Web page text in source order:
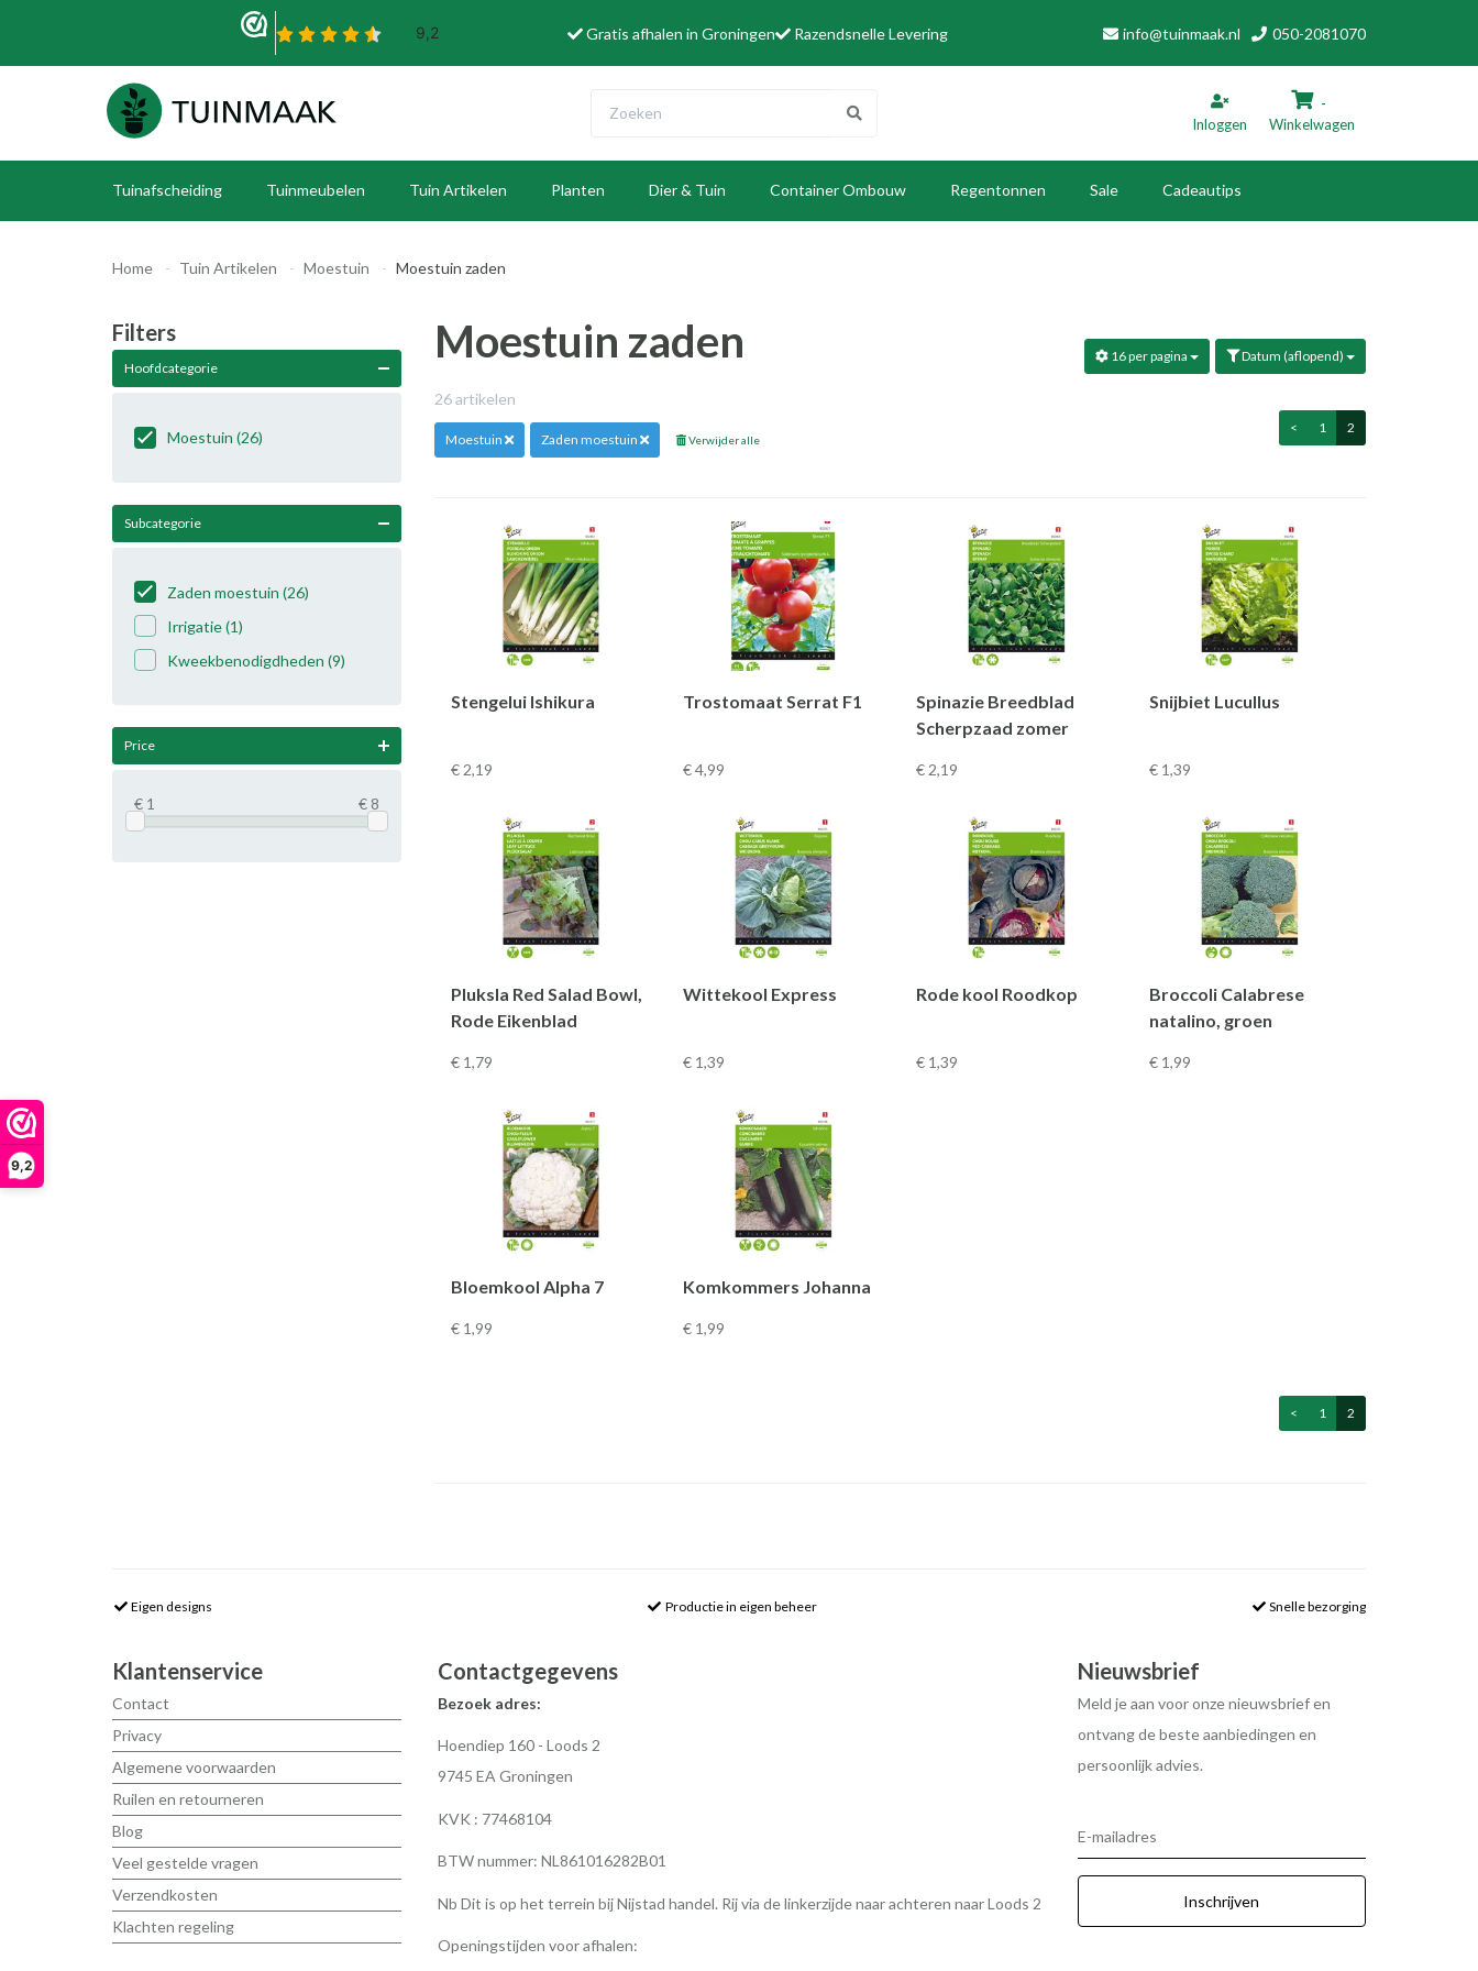
9,2
Gratis afhalen in Groningen Razendsnelle Levering info@tuinmaak.nl 050-2081070
Inloggen
-
Winkelwagen
Tuinafscheiding Tuinmeubelen Tuin Artikelen Planten Dier & Tuin Container Ombouw Regentonnen Sale Cadeautips
Vul hem met producten.
Home Tuin Artikelen Moestuin Moestuin zaden
Filters
Hoofdcategorie
Moestuin (26)
Subcategorie
Zaden moestuin (26)
Irrigatie(1)
Kweekbenodigdheden (9)
Price
€ 1 € 8
Moestuin zaden Datum (aflopend)
16 per pagina
26 artikelen
Moestuin Zaden moestuin Verwijder alle
< 1 2
Stengelui Ishikura
€ 2,19
Trostomaat Serrat F1
€ 4,99
Spinazie Breedblad
Scherpzaad zomer
€ 2,19
Snijbiet Lucullus
€ 1,39
Pluksla Red Salad Bowl,
Rode Eikenblad
€ 1,79
Wittekool Express
€ 1,39
Rode kool Roodkop
€ 1,39
Broccoli Calabrese
natalino, groen
€ 1,99
Bloemkool Alpha 7
€ 1,99
Komkommers Johanna
€ 1,99
< 1 2
Eigen designs Productie in eigen beheer Snelle bezorging
Klantenservice
Contact
Privacy
Algemene voorwaarden
Ruilen en retourneren
Blog
Veel gestelde vragen
Verzendkosten
Klachten regeling
Contactgegevens
Bezoek adres:
Hoendiep 160 - Loods 2
9745 EA Groningen
KVK : 77468104
BTW nummer: NL861016282B01
Nb Dit is op het terrein bij Nijstad handel. Rij via de linkerzijde naar achteren naar Loods 2
Openingstijden voor afhalen:
Nieuwsbrief
Meld je aan voor onze nieuwsbrief en
ontvang de beste aanbiedingen en
persoonlijk advies.
E-mailadres
Inschrijven